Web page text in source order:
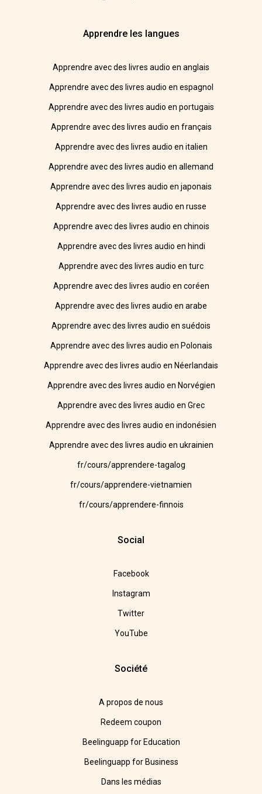
Apprendre les langues
Apprendre avec des livres audio en anglais
Apprendre avec des livres audio en espagnol
Apprendre avec des livres audio en portugais
Apprendre avec des livres audio en français
Apprendre avec des livres audio en italien
Apprendre avec des livres audio en allemand
Apprendre avec des livres audio en japonais
Apprendre avec des livres audio en russe
Apprendre avec des livres audio en chinois
Apprendre avec des livres audio en hindi
Apprendre avec des livres audio en turc
Apprendre avec des livres audio en coréen
Apprendre avec des livres audio en arabe
Apprendre avec des livres audio en suédois
Apprendre avec des livres audio en Polonais
Apprendre avec des livres audio en Néerlandais
Apprendre avec des livres audio en Norvégien
Apprendre avec des livres audio en Grec
Apprendre avec des livres audio en indonésien
Apprendre avec des livres audio en ukrainien
fr/cours/apprendere-tagalog
fr/cours/apprendere-vietnamien
fr/cours/apprendere-finnois
Social
Facebook
Instagram
Twitter
YouTube
Société
A propos de nous
Redeem coupon
Beelinguapp for Education
Beelinguapp for Business
Dans les médias